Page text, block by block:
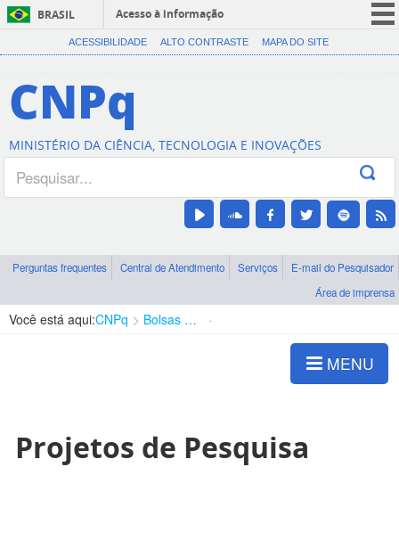
BRASIL
Acesso à informação
CORONAVÍRUS (COVID-19)
Canais
ACESSIBILIDADE ALTO CONTRASTE MAPA DO SITE
CNPq
MINISTÉRIO DA CIÊNCIA, TECNOLOGIA E INOVAÇÕES
Perguntas frequentes Central de Atendimento Serviços
E-mail do Pesquisador
Área de imprensa
Você está aqui:CNPq Bolsas e Auxílios Vigentes
MENU
Projetos de Pesquisa